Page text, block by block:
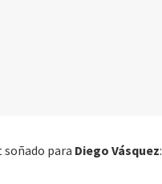
soñado para Diego Vásquez: